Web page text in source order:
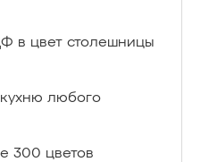
в цвет столешницы
кухню любого
300 цветов